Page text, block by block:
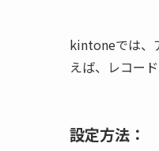
kintoneでは、
えば、レコー
設定方法：